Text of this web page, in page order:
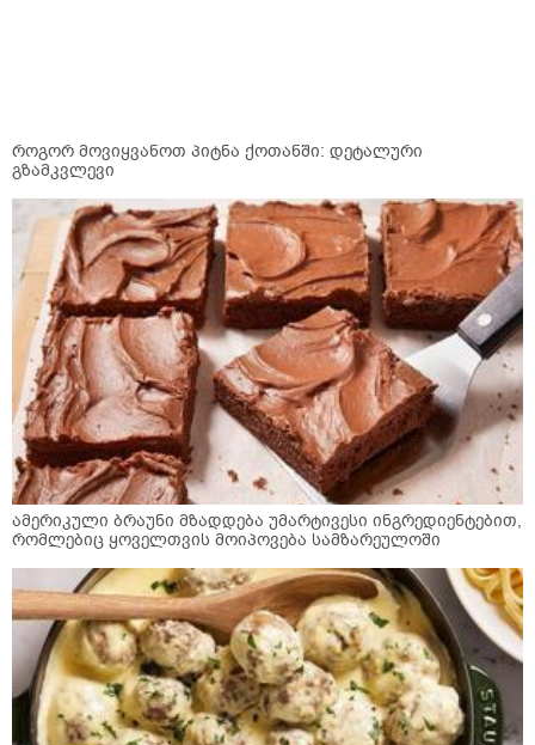
როგორ მოვიყვანოთ პიტნა ქოთანში: დეტალური
გზამკვლევი
ამერიკული ბრაუნი მზადდება უმარტივესი ინგრედიენტებით,
რომლებიც ყოველთვის მოიპოვება სამზარეულოში